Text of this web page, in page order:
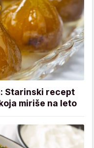
Starinski recept
miriše na leto